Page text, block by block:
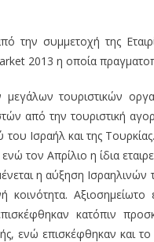
την συμμετοχή της
2013 η οποία
τουριστικών
από την τουριστική
Ισραήλ και της
τον Απρίλιο η ίδια
η αύξηση Ισραηλινών
κατόπιν
ενώ επισκέφθηκαν και